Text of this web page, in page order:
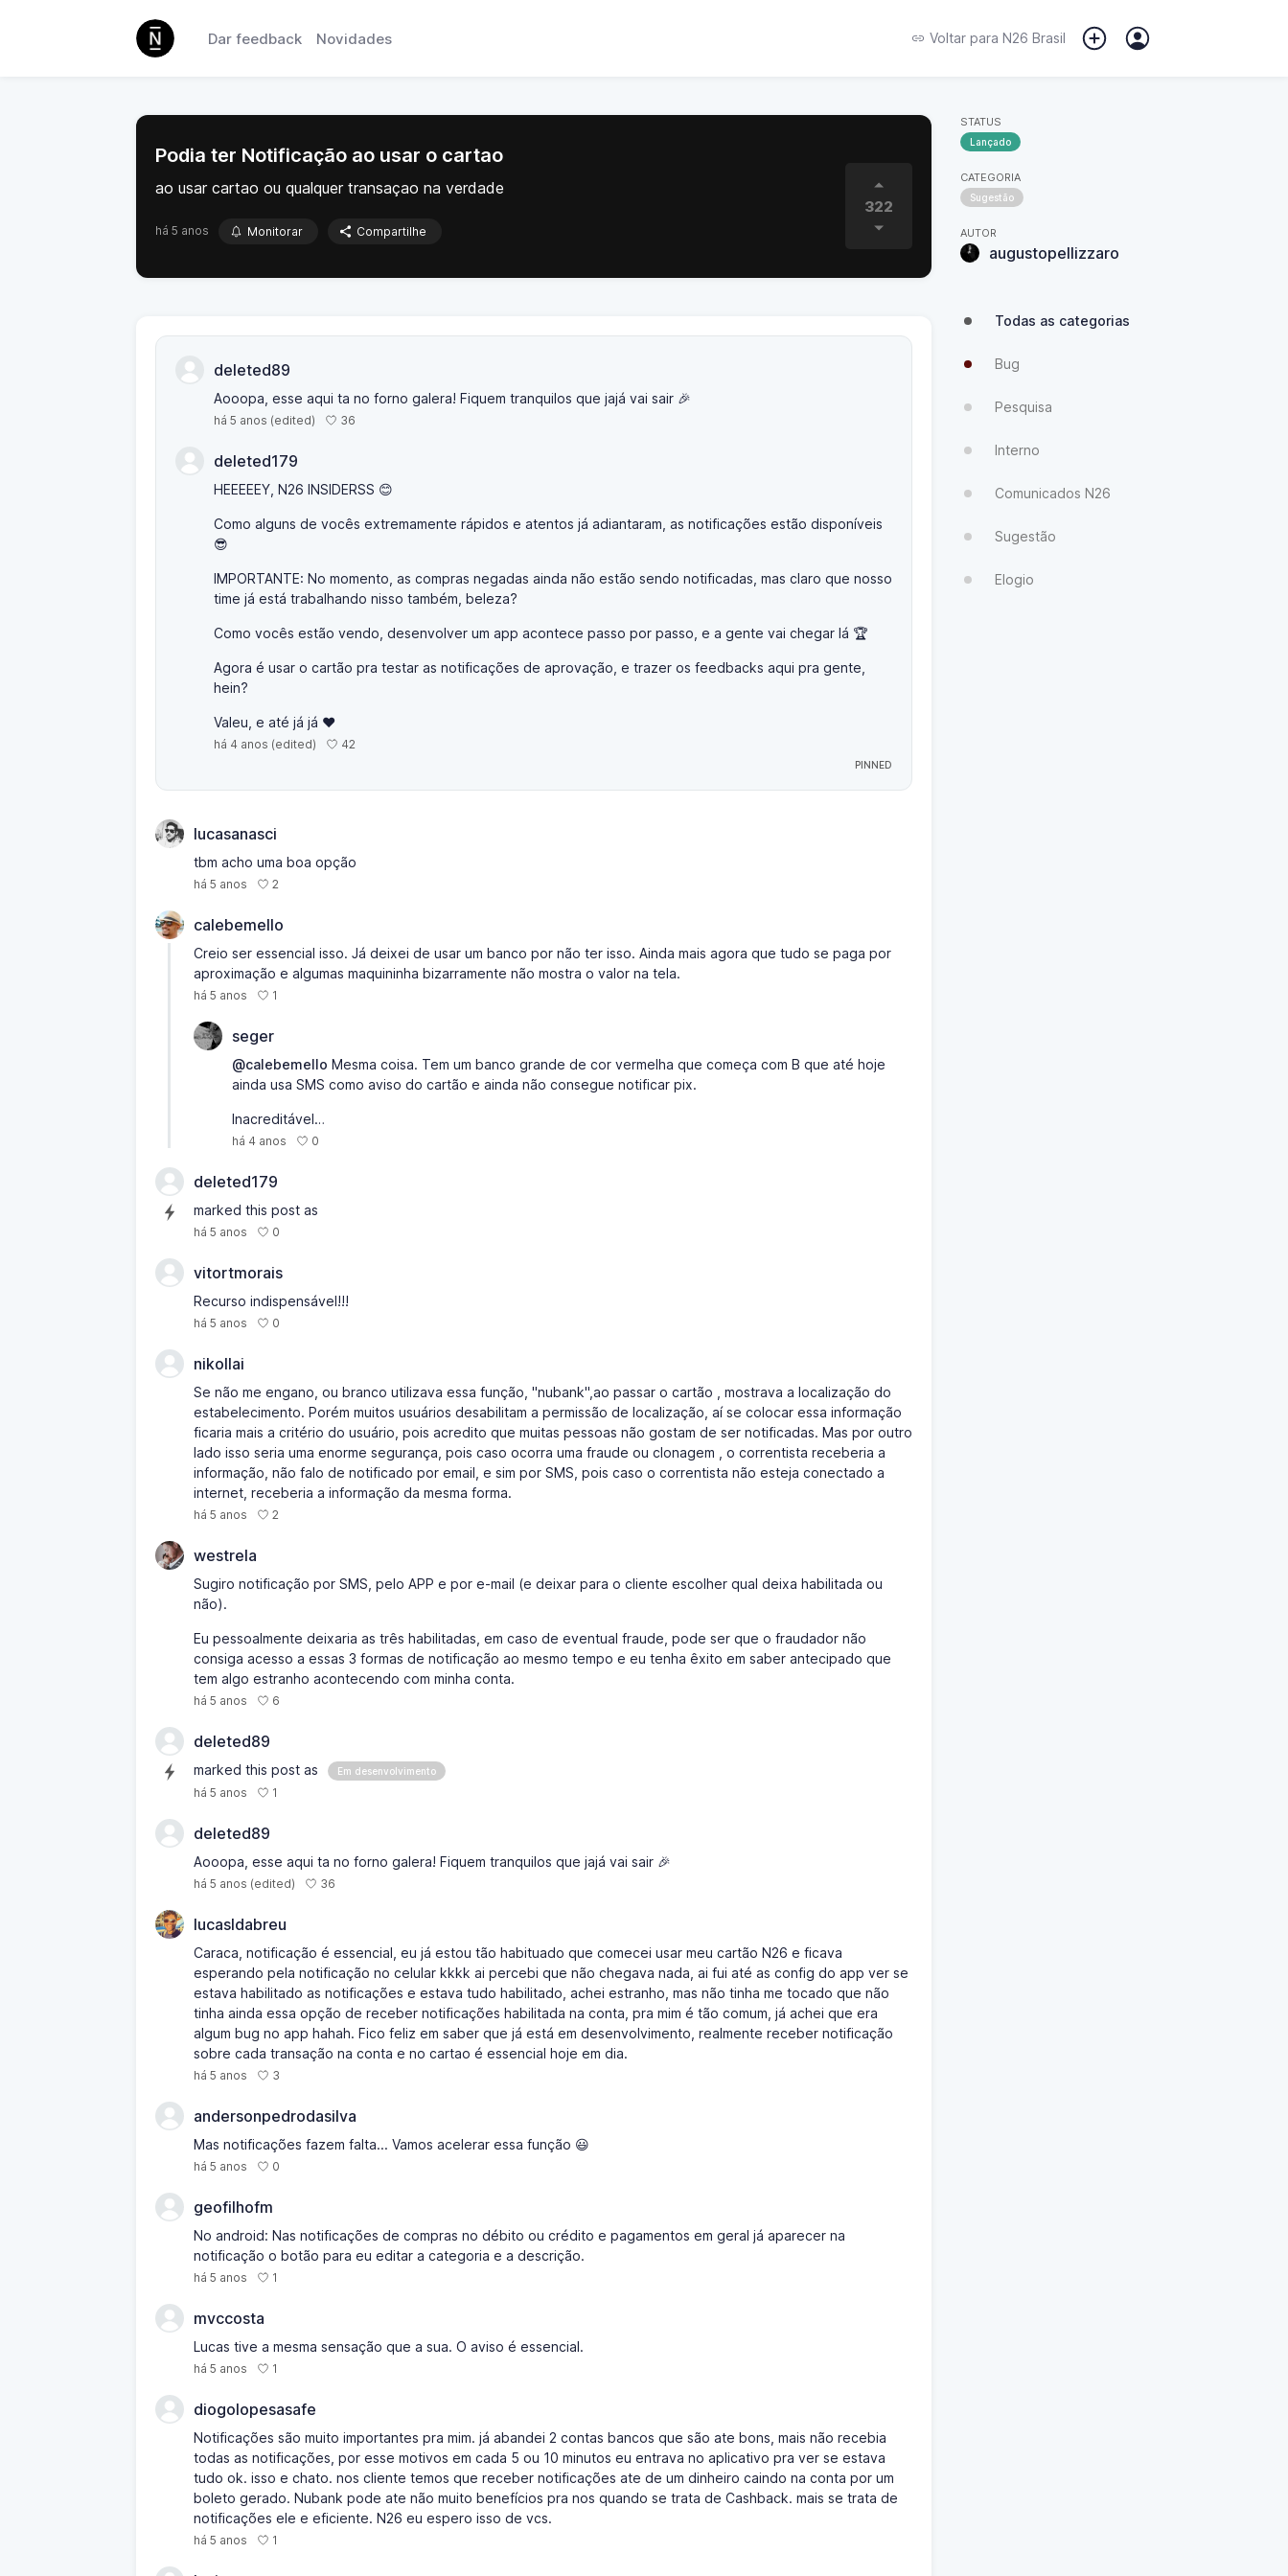
Dar feedback Novidades Voltar para N26 Brasil
Podia ter Notificação ao usar o cartao
ao usar cartao ou qualquer transaçao na verdade
há 5 anos Monitorar Compartilhe
322
deleted89
Aooopa, esse aqui ta no forno galera! Fiquem tranquilos que jajá vai sair 🎉
há 5 anos (edited) 36
deleted179
HEEEEEY, N26 INSIDERSS 😊
Como alguns de vocês extremamente rápidos e atentos já adiantaram, as notificações estão disponíveis
😎
IMPORTANTE: No momento, as compras negadas ainda não estão sendo notificadas, mas claro que nosso
time já está trabalhando nisso também, beleza?
Como vocês estão vendo, desenvolver um app acontece passo por passo, e a gente vai chegar lá 🏆
Agora é usar o cartão pra testar as notificações de aprovação, e trazer os feedbacks aqui pra gente,
hein?
Valeu, e até já já ♥
há 4 anos (edited) 42
lucasanasci
tbm acho uma boa opção
há 5 anos 2
calebemello
Creio ser essencial isso. Já deixei de usar um banco por não ter isso. Ainda mais agora que tudo se paga por
aproximação e algumas maquininha bizarramente não mostra o valor na tela.
há 5 anos 1
seger
@calebemello Mesma coisa. Tem um banco grande de cor vermelha que começa com B que até hoje
ainda usa SMS como aviso do cartão e ainda não consegue notificar pix.
Inacreditável…
há 4 anos 0
deleted179
marked this post as
há 5 anos 0
vitortmorais
Recurso indispensável!!!
há 5 anos 0
nikollai
Se não me engano, ou branco utilizava essa função, "nubank",ao passar o cartão , mostrava a localização do
estabelecimento. Porém muitos usuários desabilitam a permissão de localização, aí se colocar essa informação
ficaria mais a critério do usuário, pois acredito que muitas pessoas não gostam de ser notificadas. Mas por outro
lado isso seria uma enorme segurança, pois caso ocorra uma fraude ou clonagem , o correntista receberia a
informação, não falo de notificado por email, e sim por SMS, pois caso o correntista não esteja conectado a
internet, receberia a informação da mesma forma.
há 5 anos 2
westrela
Sugiro notificação por SMS, pelo APP e por e-mail (e deixar para o cliente escolher qual deixa habilitada ou
não).
Eu pessoalmente deixaria as três habilitadas, em caso de eventual fraude, pode ser que o fraudador não
consiga acesso a essas 3 formas de notificação ao mesmo tempo e eu tenha êxito em saber antecipado que
tem algo estranho acontecendo com minha conta.
há 5 anos 6
deleted89
marked this post as Em desenvolvimento
há 5 anos 1
deleted89
Aooopa, esse aqui ta no forno galera! Fiquem tranquilos que jajá vai sair 🎉
há 5 anos (edited) 36
lucasldabreu
Caraca, notificação é essencial, eu já estou tão habituado que comecei usar meu cartão N26 e ficava
esperando pela notificação no celular kkkk ai percebi que não chegava nada, ai fui até as config do app ver se
estava habilitado as notificações e estava tudo habilitado, achei estranho, mas não tinha me tocado que não
tinha ainda essa opção de receber notificações habilitada na conta, pra mim é tão comum, já achei que era
algum bug no app hahah. Fico feliz em saber que já está em desenvolvimento, realmente receber notificação
sobre cada transação na conta e no cartao é essencial hoje em dia.
há 5 anos 3
andersonpedrodasilva
Mas notificações fazem falta... Vamos acelerar essa função 😃
há 5 anos 0
geofilhofm
No android: Nas notificações de compras no débito ou crédito e pagamentos em geral já aparecer na
notificação o botão para eu editar a categoria e a descrição.
há 5 anos 1
mvccosta
Lucas tive a mesma sensação que a sua. O aviso é essencial.
há 5 anos 1
diogolopesasafe
Notificações são muito importantes pra mim. já abandei 2 contas bancos que são ate bons, mais não recebia
todas as notificações, por esse motivos em cada 5 ou 10 minutos eu entrava no aplicativo pra ver se estava
tudo ok. isso e chato. nos cliente temos que receber notificações ate de um dinheiro caindo na conta por um
boleto gerado. Nubank pode ate não muito benefícios pra nos quando se trata de Cashback. mais se trata de
notificações ele e eficiente. N26 eu espero isso de vcs.
há 5 anos 1
STATUS
Lançado
CATEGORIA
Sugestão
AUTOR
augustopellizzaro
Todas as categorias
Bug
Pesquisa
Interno
Comunicados N26
Sugestão
Elogio